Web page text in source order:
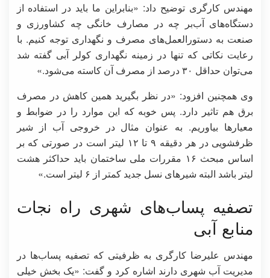
مهندس کارگری توضیح داد: «بنابراین ما باید در استفاده از
دستگاه‌های آب‌بر چه در مصارف خانگی چه کشاورزی و
صنعت به دستورالعمل‌های مصرف و نگهداری توجه کنیم. با
رعایت نکاتی که تنها در زمینه نگهداری کولر آبی گفته شد
می‌توان حداقل ۳۰ درصد از مصرف آن کاسته می‌شود.»
وی همچنین افزود: «در نظر بگیرید همین کاهش در مصرف
برق هم تاثیر دارد. پس خوبه که این موارد را در ضوابط و
معیارها بیاوریم. به عنوان مثال در خروجی آب از شیر
ظرفشویی در هر دقیقه ۹ تا ۱۲ لیتر است در صورتی که بر
اساس مبحث ۱۶ مقررات ملی ساختمان باید حداکثر هشت
لیتر باشد البته شیرهای نسل جدید کمتر از ۶ لیتر است.»
تصفیه پساب‌های شهری راه نجات
منابع آبی
مهندس علیرضا کارگری به ظرفیتی که تصفیه پساب‌ها در
مدیریت آب شهری دارند اشاره کرد و گفت: «یک بخش خیلی